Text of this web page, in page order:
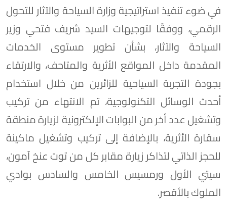
في ضوء تنفيذ استراتيجية وزارة السياحة والآثار للتحول
الرقمي، ووفقًا لتوجيهات السيد شريف فتحي وزير
السياحة والآثار، بشأن تطوير مستوى الخدمات
المقدمة داخل المواقع الأثرية والمتاحف، والارتقاء
بجودة التجربة السياحية للزائرين من خلال استخدام
أحدث الوسائل التكنولوجية، تم الانتهاء من تركيب
وتشغيل عدد أخر من البوابات الإلكترونية لزيارة منطقة
سقارة الأثرية، بالإضافة إلى تركيب وتشغيل ماكينة
للحجز الذاتي لتذاكر زيارة مقابر كل من توت عنخ آمون،
سيتي الأول ورمسيس الخامس والسادس بوادي
الملوك بالأقصر.